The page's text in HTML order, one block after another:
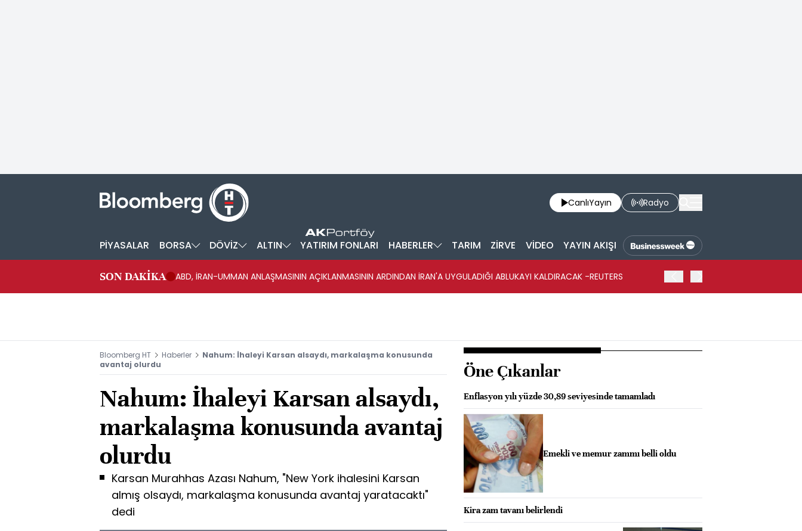
CanlıYayın Radyo
PİYASALAR BORSA DÖVİZ ALTIN YATIRIM FONLARI HABERLER TARIM ZİRVE VİDEO YAYIN AKIŞI
SON DAKİKA ABD, İRAN-UMMAN ANLAŞMASININ AÇIKLANMASININ ARDINDAN İRAN'A UYGULADIĞI ABLUKAYI KALDIRACAK -REUTERS
Bloomberg HT Haberler
Nahum: İhaleyi Karsan alsaydı, markalaşma konusunda
avantaj olurdu
Nahum: İhaleyi Karsan alsaydı,
markalaşma konusunda avantaj
olurdu
Karsan Murahhas Azası Nahum, "New York ihalesini Karsan
almış olsaydı, markalaşma konusunda avantaj yaratacaktı"
dedi
Öne Çıkanlar
Enflasyon yılı yüzde 30,89 seviyesinde tamamladı
Emekli ve memur zammı belli oldu
Kira zam tavanı belirlendi